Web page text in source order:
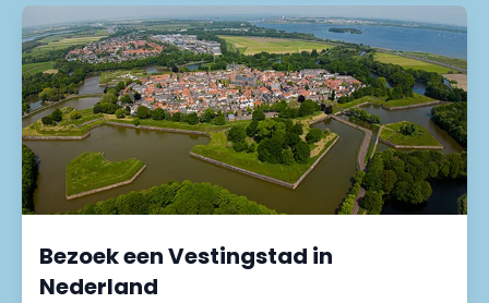
Bezoek een Vestingstad in
Nederland